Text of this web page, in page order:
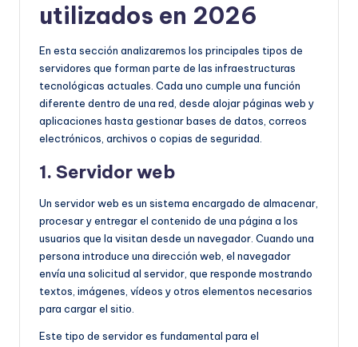
utilizados en 2026
En esta sección analizaremos los principales tipos de
servidores que forman parte de las infraestructuras
tecnológicas actuales. Cada uno cumple una función
diferente dentro de una red, desde alojar páginas web y
aplicaciones hasta gestionar bases de datos, correos
electrónicos, archivos o copias de seguridad.
1. Servidor web
Un servidor web es un sistema encargado de almacenar,
procesar y entregar el contenido de una página a los
usuarios que la visitan desde un navegador. Cuando una
persona introduce una dirección web, el navegador
envía una solicitud al servidor, que responde mostrando
textos, imágenes, vídeos y otros elementos necesarios
para cargar el sitio.
Este tipo de servidor es fundamental para el